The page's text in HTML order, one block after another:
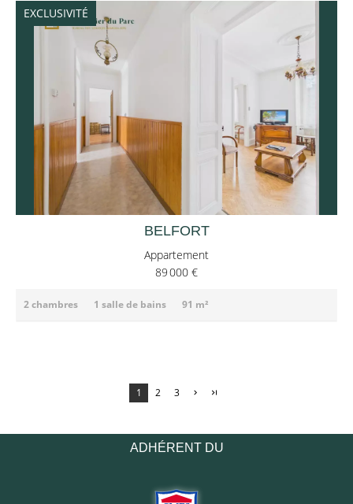
BELFORT
Appartement
89 000 €
2 chambres 1 salle de bains 91 m²
EXCLUSIVITÉ
1 2 3
ADHÉRENT DU